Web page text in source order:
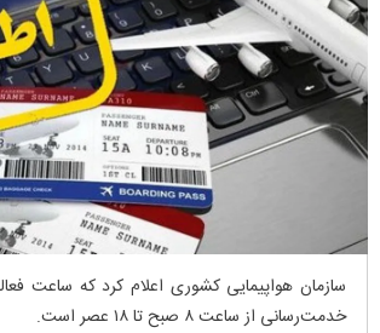
سازمان هواپیمایی کشوری اعلام کرد که ساعت
خدمت‌رسانی از ساعت ۸ صبح تا ۱۸ عصر است.